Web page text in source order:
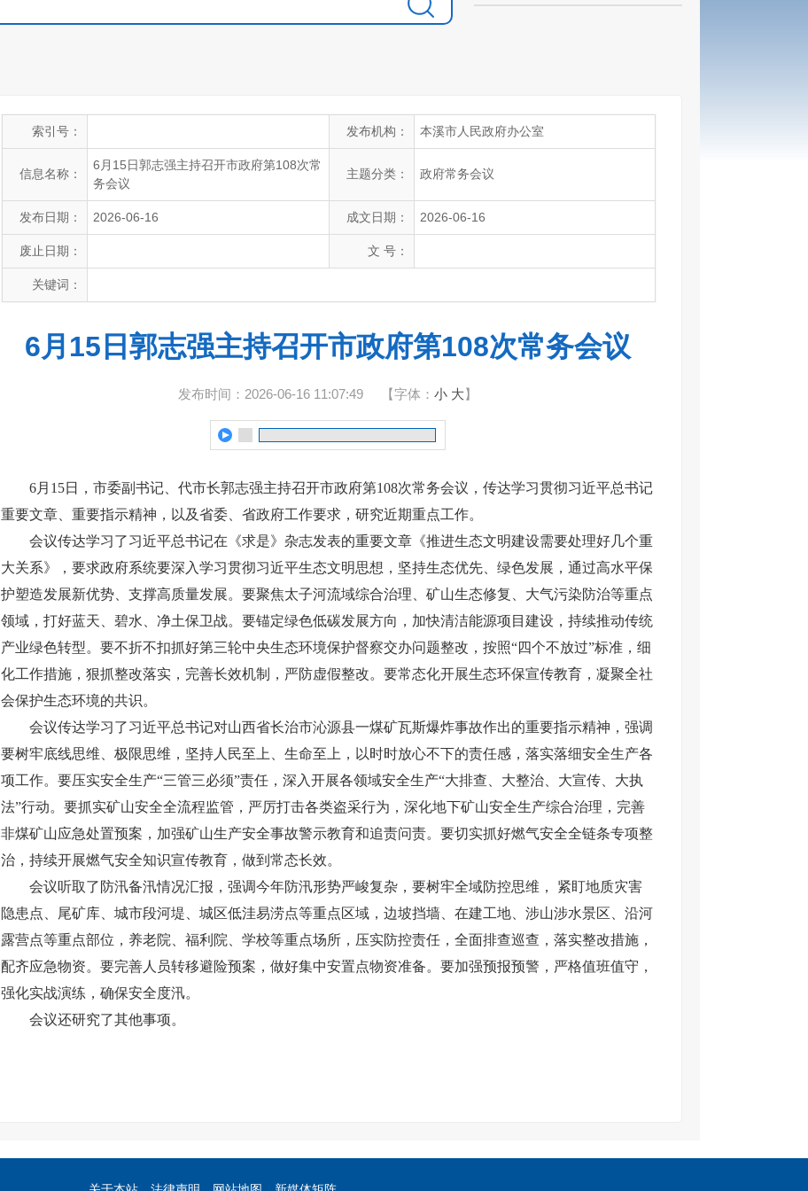
索引号： 发布机构： 本溪市人民政府办公室
信息名称：
6月15日郭志强主持召开市政府第108次常
务会议
主题分类： 政府常务会议
发布日期： 2026-06-16 成文日期： 2026-06-16
废止日期： 文 号：
关键词：
6月15日郭志强主持召开市政府第108次常务会议
发布时间：2026-06-16 11:07:49 【字体： 小 大】
6月15日，市委副书记、代市长郭志强主持召开市政府第108次常务会议，传达学习贯彻习近平总书记
重要文章、重要指示精神，以及省委、省政府工作要求，研究近期重点工作。
会议传达学习了习近平总书记在《求是》杂志发表的重要文章《推进生态文明建设需要处理好几个重
大关系》，要求政府系统要深入学习贯彻习近平生态文明思想，坚持生态优先、绿色发展，通过高水平保
护塑造发展新优势、支撑高质量发展。要聚焦太子河流域综合治理、矿山生态修复、大气污染防治等重点
领域，打好蓝天、碧水、净土保卫战。要锚定绿色低碳发展方向，加快清洁能源项目建设，持续推动传统
产业绿色转型。要不折不扣抓好第三轮中央生态环境保护督察交办问题整改，按照“四个不放过”标准，细
化工作措施，狠抓整改落实，完善长效机制，严防虚假整改。要常态化开展生态环保宣传教育，凝聚全社
会保护生态环境的共识。
会议传达学习了习近平总书记对山西省长治市沁源县一煤矿瓦斯爆炸事故作出的重要指示精神，强调
要树牢底线思维、极限思维，坚持人民至上、生命至上，以时时放心不下的责任感，落实落细安全生产各
项工作。要压实安全生产“三管三必须”责任，深入开展各领域安全生产“大排查、大整治、大宣传、大执
法”行动。要抓实矿山安全全流程监管，严厉打击各类盗采行为，深化地下矿山安全生产综合治理，完善
非煤矿山应急处置预案，加强矿山生产安全事故警示教育和追责问责。要切实抓好燃气安全全链条专项整
治，持续开展燃气安全知识宣传教育，做到常态长效。
会议听取了防汛备汛情况汇报，强调今年防汛形势严峻复杂，要树牢全域防控思维， 紧盯地质灾害
隐患点、尾矿库、城市段河堤、城区低洼易涝点等重点区域，边坡挡墙、在建工地、涉山涉水景区、沿河
露营点等重点部位，养老院、福利院、学校等重点场所，压实防控责任，全面排查巡查，落实整改措施，
配齐应急物资。要完善人员转移避险预案，做好集中安置点物资准备。要加强预报预警，严格值班值守，
强化实战演练，确保安全度汛。
会议还研究了其他事项。